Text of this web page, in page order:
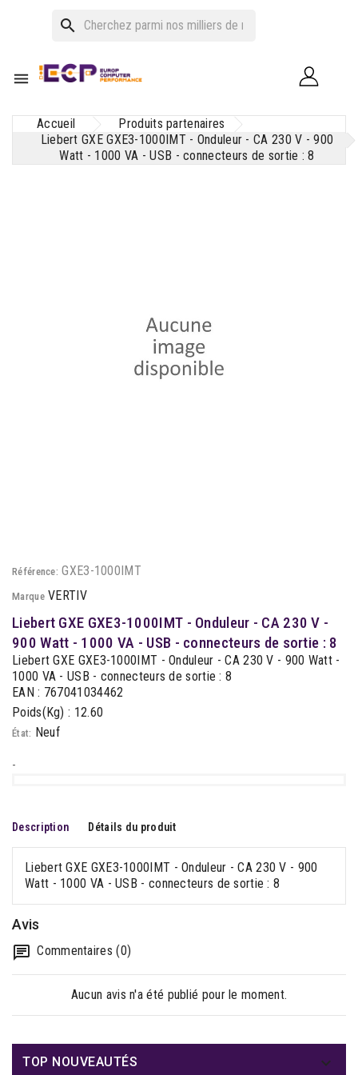
search

Accueil
Produits partenaires
Liebert GXE GXE3-1000IMT - Onduleur - CA 230 V - 900
Watt - 1000 VA - USB - connecteurs de sortie : 8
Référence: GXE3-1000IMT
Marque VERTIV
Liebert GXE GXE3-1000IMT - Onduleur - CA 230 V -
900 Watt - 1000 VA - USB - connecteurs de sortie : 8
Liebert GXE GXE3-1000IMT - Onduleur - CA 230 V - 900 Watt -
1000 VA - USB - connecteurs de sortie : 8
EAN : 767041034462
Poids(Kg) : 12.60
État: Neuf
-
Description Détails du produit
Liebert GXE GXE3-1000IMT - Onduleur - CA 230 V - 900
Watt - 1000 VA - USB - connecteurs de sortie : 8
Avis
Commentaires (0)
Aucun avis n'a été publié pour le moment.
TOP NOUVEAUTÉS 